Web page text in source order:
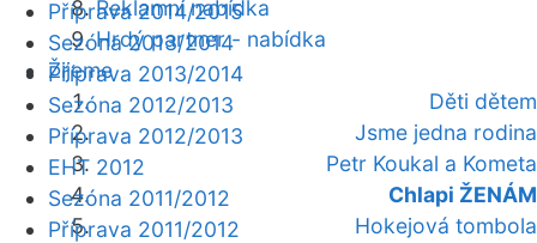
Reklamní nabídka
Hrdý partner - nabídka
Žijeme
Děti dětem
Jsme jedna rodina
Petr Koukal a Kometa
Chlapi ŽENÁM
Hokejová tombola
Příprava 2014/2015
Sezóna 2013/2014
Příprava 2013/2014
Sezóna 2012/2013
Příprava 2012/2013
EHT 2012
Sezóna 2011/2012
Příprava 2011/2012